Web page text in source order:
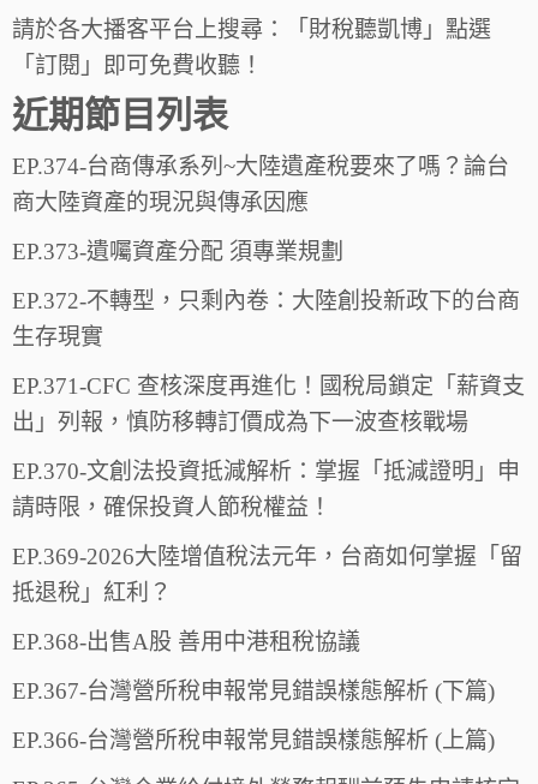
請於各大播客平台上搜尋：「財稅聽凱博」點選
「訂閱」即可免費收聽！
近期節目列表
EP.374-台商傳承系列~大陸遺產稅要來了嗎？論台
商大陸資產的現況與傳承因應
EP.373-遺囑資產分配 須專業規劃
EP.372-不轉型，只剩內卷：大陸創投新政下的台商
生存現實
EP.371-CFC 查核深度再進化！國稅局鎖定「薪資支
出」列報，慎防移轉訂價成為下一波查核戰場
EP.370-文創法投資抵減解析：掌握「抵減證明」申
請時限，確保投資人節稅權益！
EP.369-2026大陸增值稅法元年，台商如何掌握「留
抵退稅」紅利？
EP.368-出售A股 善用中港租稅協議
EP.367-台灣營所稅申報常見錯誤樣態解析 (下篇)
EP.366-台灣營所稅申報常見錯誤樣態解析 (上篇)